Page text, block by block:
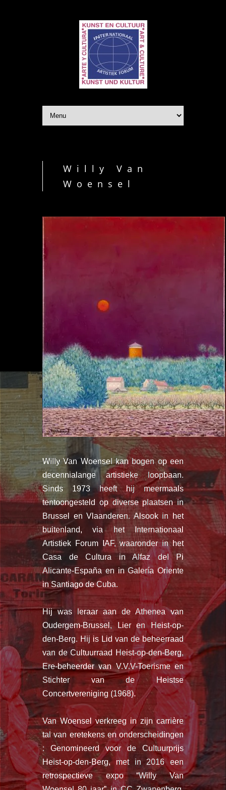
Willy Van
Woensel
Willy Van Woensel kan bogen op een
decennialange artistieke loopbaan.
Sinds 1973 heeft hij meermaals
tentoongesteld op diverse plaatsen in
Brussel en Vlaanderen. Alsook in het
buitenland, via het Internationaal
Artistiek Forum IAF, waaronder in het
Casa de Cultura in Alfaz del Pi
Alicante-España en in Galería Oriente
in Santiago de Cuba.
Hij was leraar aan de Athenea van
Oudergem-Brussel, Lier en Heist-op-
den-Berg. Hij is Lid van de beheerraad
van de Cultuurraad Heist-op-den-Berg,
Ere-beheerder van V.V.V-Toerisme en
Stichter van de Heistse
Concertvereniging (1968).
Van Woensel verkreeg in zijn carrière
tal van eretekens en onderscheidingen
: Genomineerd voor de Cultuurprijs
Heist-op-den-Berg, met in 2016 een
retrospectieve expo “Willy Van